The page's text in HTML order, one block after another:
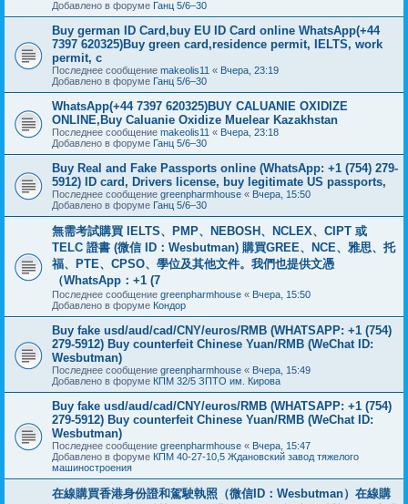
Добавлено в форуме Ганц 5/6–30
Buy german ID Card,buy EU ID Card online WhatsApp(+44
7397 620325)Buy green card,residence permit, IELTS, work
permit, c
Последнее сообщение makeolis11 « Вчера, 23:19
Добавлено в форуме Ганц 5/6–30
WhatsApp(+44 7397 620325)BUY CALUANIE OXIDIZE
ONLINE,Buy Caluanie Oxidize Muelear Kazakhstan
Последнее сообщение makeolis11 « Вчера, 23:18
Добавлено в форуме Ганц 5/6–30
Buy Real and Fake Passports online (WhatsApp: +1 (754) 279-
5912) ID card, Drivers license, buy legitimate US passports,
Последнее сообщение greenpharmhouse « Вчера, 15:50
Добавлено в форуме Ганц 5/6–30
無需考試購買 IELTS、PMP、NEBOSH、NCLEX、CIPT 或
TELC 證書 (微信 ID：Wesbutman) 購買GREE、NCE、雅思、托
福、PTE、CPSO、學位及其他文件。我們也提供文憑
（WhatsApp：+1 (7
Последнее сообщение greenpharmhouse « Вчера, 15:50
Добавлено в форуме Кондор
Buy fake usd/aud/cad/CNY/euros/RMB (WHATSAPP: +1 (754)
279-5912) Buy counterfeit Chinese Yuan/RMB (WeChat ID:
Wesbutman)
Последнее сообщение greenpharmhouse « Вчера, 15:49
Добавлено в форуме КПМ 32/5 ЗПТО им. Кирова
Buy fake usd/aud/cad/CNY/euros/RMB (WHATSAPP: +1 (754)
279-5912) Buy counterfeit Chinese Yuan/RMB (WeChat ID:
Wesbutman)
Последнее сообщение greenpharmhouse « Вчера, 15:47
Добавлено в форуме КПМ 40-27-10,5 Ждановский завод тяжелого
машиностроения
在線購買香港身份證和駕駛執照（微信ID：Wesbutman）在線購